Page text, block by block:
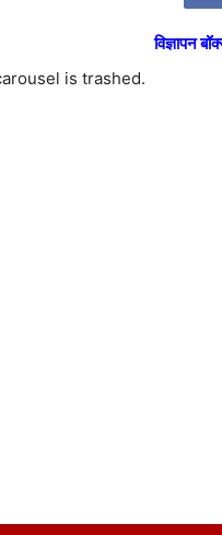
विज्ञापन
is trashed.